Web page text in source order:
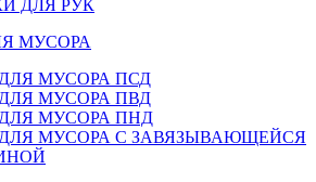
ДЛЯ РУК
МУСОРА
МУСОРА ПСД
МУСОРА ПВД
МУСОРА ПНД
МУСОРА С ЗАВЯЗЫВАЮЩЕЙСЯ